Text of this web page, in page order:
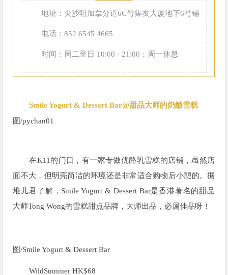
地址：尖沙咀加拿分道6C号集友大厦地下6号铺
电话：852 6545 4665
时间：周二至日 10:00 - 21:00；周一休息
Smile Yogurt & Dessert Bar@甜品大师的奶酪雪糕
图/pychan01
在K11的门口，有一家专做优酪乳雪糕的店铺，虽然店
面不大，但明亮简洁的环境还是非常适合购物后小憩的。据
堆儿君了解，Smile Yogurt & Dessert Bar是香港著名的甜品
大师Tong Wong的雪糕甜点品牌，大师出品，必属佳品呀！
图/Smile Yogurt & Dessert Bar
WildSummer HK$68